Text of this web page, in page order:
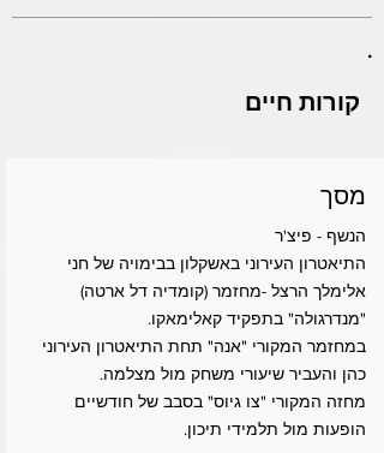
.
קורות חיים
מסך
הנשף - פיצ'ר
התיאטרון העירוני באשקלון בבימויה של חני
אלימלך הרצל -מחזמר (קומדיה דל ארטה)
"מנדרגולה" בתפקיד קאלימאקו.
במחזמר המקורי "אנה" תחת התיאטרון העירוני
כהן והעביר שיעורי משחק מול מצלמה.
מחזה המקורי "צו גיוס" בסבב של חודשיים
הופעות מול תלמידי תיכון.